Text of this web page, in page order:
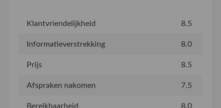
Klantvriendelijkheid 8.5
Informatieverstrekking 8.0
Prijs 8.5
Afspraken nakomen 7.5
Bereikbaarheid 8.0